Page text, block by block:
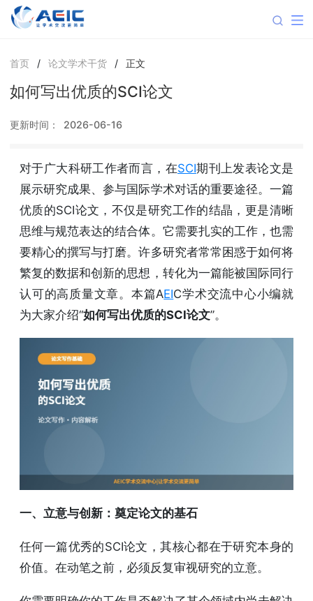
首页 / 论文学术干货 / 正文
如何写出优质的SCI论文
更新时间： 2026-06-16
对于广大科研工作者而言，在SCI期刊上发表论文是
展示研究成果、参与国际学术对话的重要途径。一篇
优质的SCI论文，不仅是研究工作的结晶，更是清晰
思维与规范表达的结合体。它需要扎实的工作，也需
要精心的撰写与打磨。许多研究者常常困惑于如何将
繁复的数据和创新的思想，转化为一篇能被国际同行
认可的高质量文章。本篇AEIC学术交流中心小编就
为大家介绍“如何写出优质的SCI论文”。
一、立意与创新：奠定论文的基石
任何一篇优秀的SCI论文，其核心都在于研究本身的
价值。在动笔之前，必须反复审视研究的立意。